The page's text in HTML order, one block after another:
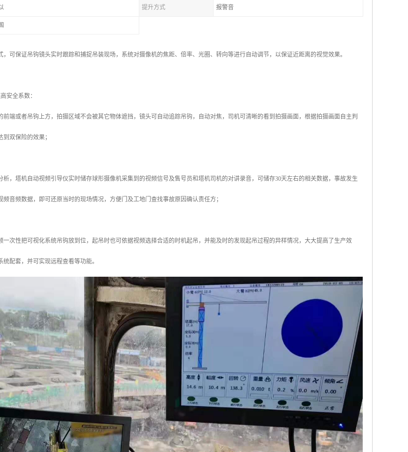
提升方式 报警音
可保证吊钩镜头实时跟踪和捕捉吊装现场，系统对摄像机的焦距、倍率、光圈、转向等进行自动调节，以保证近距离的视觉效果。
安全系数：
前端或者吊钩上方，拍摄区域不会被其它物体遮挡，镜头可自动追踪吊钩，自动对焦，司机可清晰的看到拍摄画面，根据拍摄画面自主判
双保险的效果；
析，塔机自动视频引导仪实时储存球形摄像机采集到的视频信号及售号员和塔机司机的对讲录音，可储存30天左右的相关数据，事故发生
音频数据，即可还原当时的现场情况，方便门及工地门查找事故原因确认责任方；
一次性把可视化系统吊钩放到位，起吊时也可依据视频选择合适的时机起吊，并能及时的发现起吊过程的异样情况，大大提高了生产效
配套，并可实现远程查看等功能。